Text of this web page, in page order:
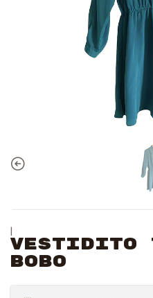
|
Vestidito
bobo